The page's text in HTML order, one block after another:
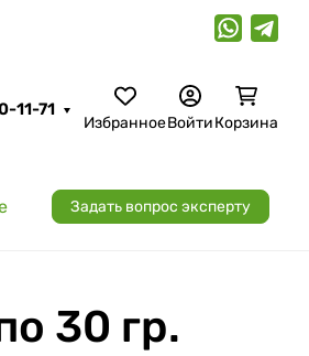
11-71
ИзбранноеВойтиКорзина
Задать вопрос эксперту
30 гр.